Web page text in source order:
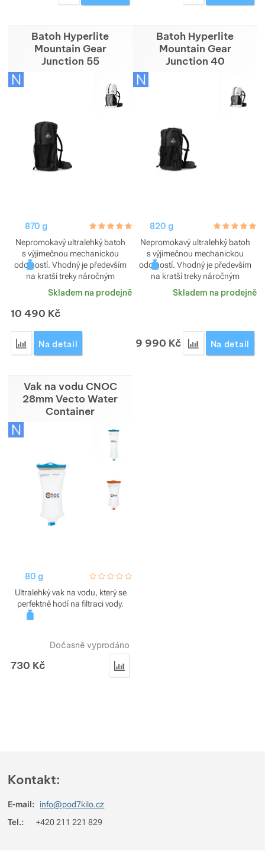
Batoh Hyperlite
Mountain Gear
Junction 55
870 g hodnoceni_zakazniku
5.0 / 5
Nepromokavý ultralehký batoh
s výjimečnou mechanickou
odolností. Vhodný je především
na kratší treky náročným
terénem. 55+10 l.
Skladem na prodejně
10 490 Kč
Přidat 'Batoh Hyperlite Mountain Gear Junction 55' k porovnání
Na detail
Batoh Hyperlite
Mountain Gear
Junction 40
820 g
5.0 / 5
Nepromokavý ultralehký batoh
s výjimečnou mechanickou
odolností. Vhodný je především
na kratší treky náročným
terénem. 40+10 l.
Skladem na prodejně
9 990 Kč Přidat 'Batoh
Na detail
Vak na vodu CNOC
28mm Vecto Water
Container
80 g hodnoceni_zakazniku
0 / 5
Ultralehký vak na vodu, který se
perfektně hodí na filtraci vody.
Dočasně vyprodáno
730 Kč Přidat 'Vak na vodu CNOC 28mm
Kontakt:
E-mail:
info@pod7kilo.cz
Tel.: +420 211 221 829